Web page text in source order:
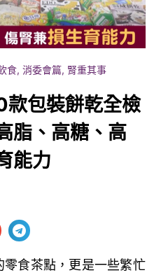
食,消委會篇, 腎重其事
包裝餅乾全檢
脂、高糖、高
能力
食茶點，更是一些繁忙